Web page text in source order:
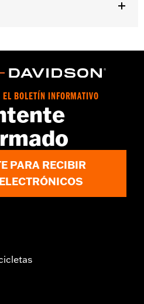
BOLETÍN INFORMATIVO
PARA RECIBIR